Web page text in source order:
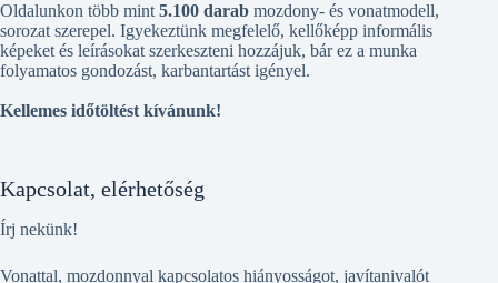
Oldalunkon több mint 5.100 darab mozdony- és vonatmodell,
sorozat szerepel. Igyekeztünk megfelelő, kellőképp informális
képeket és leírásokat szerkeszteni hozzájuk, bár ez a munka
folyamatos gondozást, karbantartást igényel.
Kellemes időtöltést kívánunk!
Kapcsolat, elérhetőség
Írj nekünk!
Vonattal, mozdonnyal kapcsolatos hiányosságot, javítanivalót